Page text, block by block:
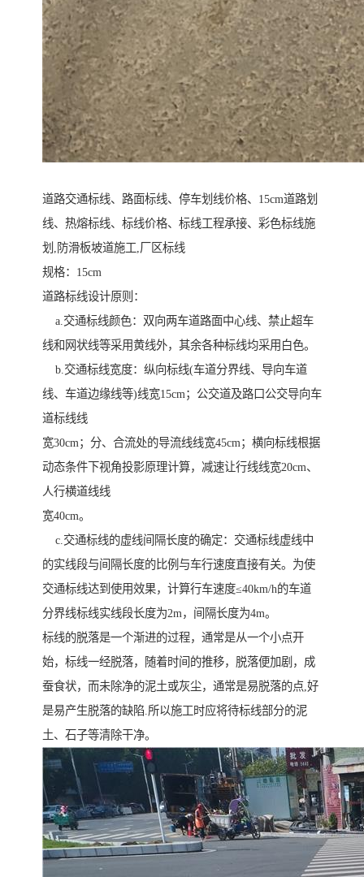
道路交通标线、路面标线、停车划线价格、15cm道路划
线、热熔标线、标线价格、标线工程承接、彩色标线施
划,防滑板坡道施工,厂区标线
规格：15cm
道路标线设计原则：
a.交通标线颜色：双向两车道路面中心线、禁止超车
线和网状线等采用黄线外，其余各种标线均采用白色。
b.交通标线宽度：纵向标线(车道分界线、导向车道
线、车道边缘线等)线宽15cm；公交道及路口公交导向车
道标线线
宽30cm；分、合流处的导流线线宽45cm；横向标线根据
动态条件下视角投影原理计算，减速让行线线宽20cm、
人行横道线线
宽40cm。
c.交通标线的虚线间隔长度的确定：交通标线虚线中
的实线段与间隔长度的比例与车行速度直接有关。为使
交通标线达到使用效果，计算行车速度≤40km/h的车道
分界线标线实线段长度为2m，间隔长度为4m。
标线的脱落是一个渐进的过程，通常是从一个小点开
始，标线一经脱落，随着时间的推移，脱落便加剧，成
蚕食状，而未除净的泥土或灰尘，通常是易脱落的点,好
是易产生脱落的缺陷.所以施工时应将待标线部分的泥
土、石子等清除干净。